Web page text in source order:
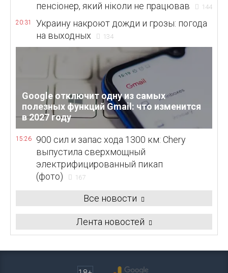
пенсіонер, який ніколи не працював
144
20:31
Украину накроют дожди и грозы: погода
на выходных
134
Google отключит одну из самых
полезных функций Gmail: что изменится
в 2027 году
15:26
900 сил и запас хода 1300 км: Chery
выпустила сверхмощный
электрифицированный пикап
(фото)
167
Все новости
Лента новостей